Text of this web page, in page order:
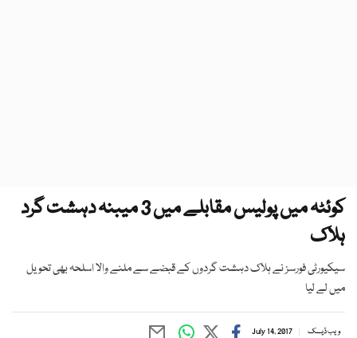
کوئٹہ میں پولیس مقابلے میں 3 میبنہ دہشت گرد
ہلاک
سیکیورٹی فورسز نے ہلاک دہشت گردوں کے قبضے سے ملنے والا اسلحہ بھی تحویل
میں لے لیا
ویب ڈیسک July 14, 2017